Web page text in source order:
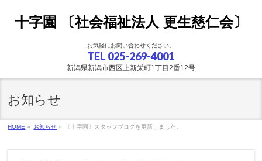
十字園 〔社会福祉法人 更生慈仁会〕
お気軽にお問い合わせください。
TEL 025-269-4001
新潟県新潟市西区上新栄町1丁目2番12号
お知らせ
HOME » お知らせ » 〔十字園〕スタッフブログを更新しました。